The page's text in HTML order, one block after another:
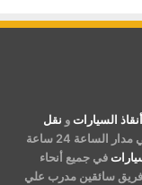
أنقاذ السيارات و نقل
والمعدات ولدينا اسطول سيارات يعمل علي مدار الساعة 24 ساعة
في جميع أنحاء
فريق سائقين مدرب علي